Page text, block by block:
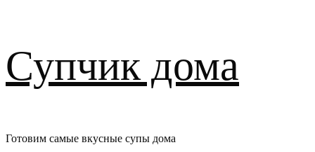
к
содержимому
Супчик дома
Готовим самые вкусные супы дома